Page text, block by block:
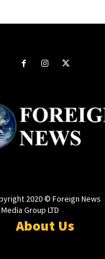
2020 © Foreign News
Group LTD
About Us